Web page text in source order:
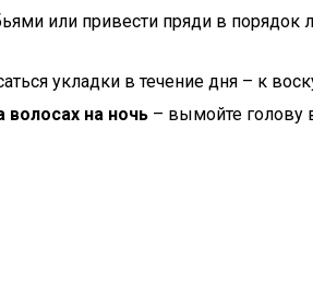
или привести пряди в порядок
укладки в течение дня – к
волосах на ночь – вымойте голову